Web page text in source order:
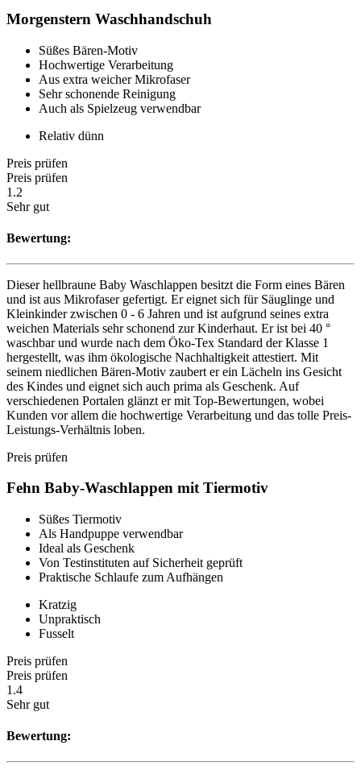
Morgenstern Waschhandschuh
Süßes Bären-Motiv
Hochwertige Verarbeitung
Aus extra weicher Mikrofaser
Sehr schonende Reinigung
Auch als Spielzeug verwendbar
Relativ dünn
Preis prüfen
Preis prüfen
1.2
Sehr gut
Bewertung:
Dieser hellbraune Baby Waschlappen besitzt die Form eines Bären
und ist aus Mikrofaser gefertigt. Er eignet sich für Säuglinge und
Kleinkinder zwischen 0 - 6 Jahren und ist aufgrund seines extra
weichen Materials sehr schonend zur Kinderhaut. Er ist bei 40 °
waschbar und wurde nach dem Öko-Tex Standard der Klasse 1
hergestellt, was ihm ökologische Nachhaltigkeit attestiert. Mit
seinem niedlichen Bären-Motiv zaubert er ein Lächeln ins Gesicht
des Kindes und eignet sich auch prima als Geschenk. Auf
verschiedenen Portalen glänzt er mit Top-Bewertungen, wobei
Kunden vor allem die hochwertige Verarbeitung und das tolle Preis-
Leistungs-Verhältnis loben.
Preis prüfen
Fehn Baby-Waschlappen mit Tiermotiv
Süßes Tiermotiv
Als Handpuppe verwendbar
Ideal als Geschenk
Von Testinstituten auf Sicherheit geprüft
Praktische Schlaufe zum Aufhängen
Kratzig
Unpraktisch
Fusselt
Preis prüfen
Preis prüfen
1.4
Sehr gut
Bewertung: